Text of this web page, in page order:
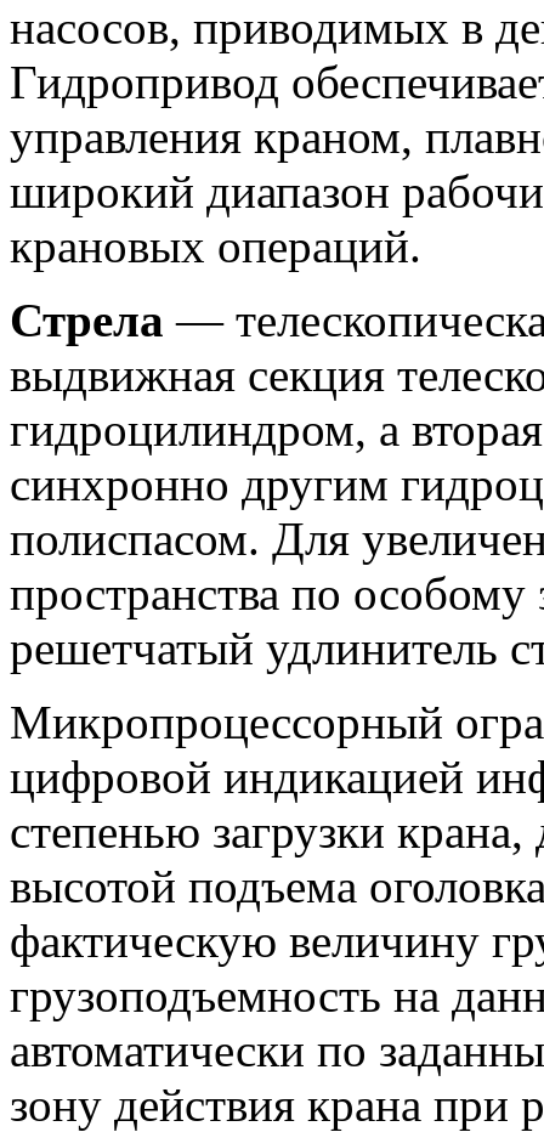
насосов, приводимых в
Гидропривод
управления краном,
широкий диапазон
крановых операций.
Стрела—
выдвижная секция
гидроцилиндром, а
синхронно другим
полиспасом. Для
пространства по особому
решетчатый удлинитель
Микропроцессорный
цифровой индикацией
степенью загрузки
высотой подъема
фактическую величину
грузоподъемность на
автоматически по
зону действия крана при